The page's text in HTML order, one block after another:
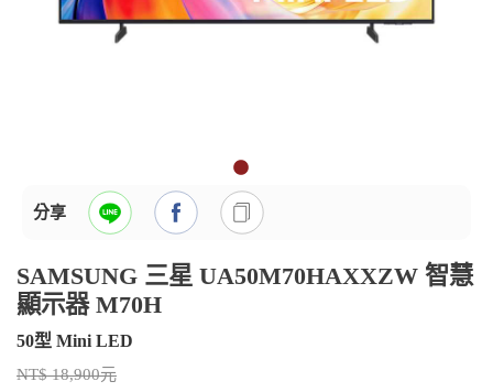
分享
SAMSUNG 三星 UA50M70HAXXZW 智慧
顯示器 M70H
50型 Mini LED
NT$ 18,900元